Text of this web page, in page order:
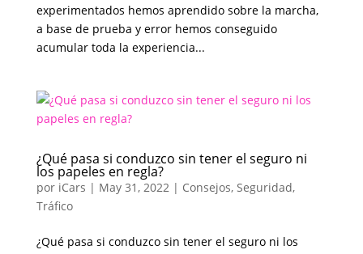
experimentados hemos aprendido sobre la marcha,
a base de prueba y error hemos conseguido
acumular toda la experiencia...
¿Qué pasa si conduzco sin tener el seguro ni
los papeles en regla?
por iCars | May 31, 2022| Consejos, Seguridad,
Tráfico
¿Qué pasa si conduzco sin tener el seguro ni los